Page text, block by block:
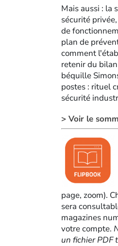
Mais aussi : la
sécurité
de
plan de
comment
retenir du
béquille
postes : rituel
sécurité
> Voir le
page, zoom).
sera
magazines
votre compte.
un fichier PDF